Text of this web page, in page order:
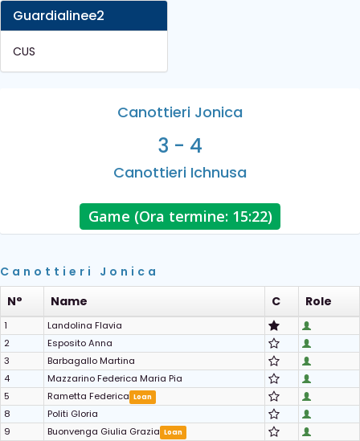
Guardialinee2
CUS
Canottieri Jonica
3 - 4
Canottieri Ichnusa
Game (Ora termine: 15:22)
Canottieri Jonica
N°
Name C Role
1
Landolina Flavia
2
Esposito Anna
3
Barbagallo Martina
4
Mazzarino Federica Maria Pia
5
Rametta Federica Loan
8
Politi Gloria
9
Buonvenga Giulia Grazia Loan